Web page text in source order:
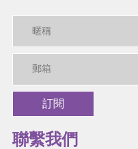
訂閱
聯繫我們